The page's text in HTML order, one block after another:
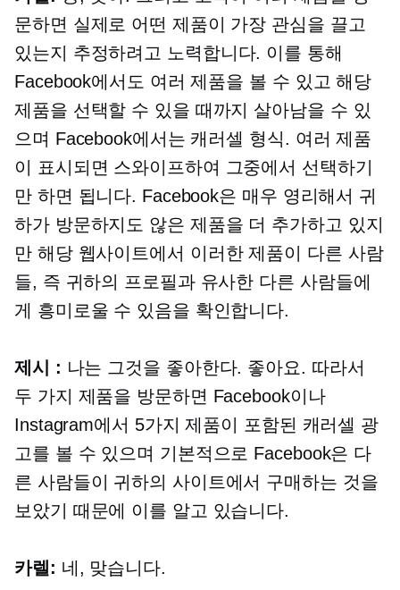
문하면 실제로 어떤 제품이 가장 관심을 끌고
있는지 추정하려고 노력합니다. 이를 통해
Facebook에서도 여러 제품을 볼 수 있고 해당
제품을 선택할 수 있을 때까지 살아남을 수 있
으며 Facebook에서는 캐러셀 형식. 여러 제품
이 표시되면 스와이프하여 그중에서 선택하기
만 하면 됩니다. Facebook은 매우 영리해서 귀
하가 방문하지도 않은 제품을 더 추가하고 있지
만 해당 웹사이트에서 이러한 제품이 다른 사람
들, 즉 귀하의 프로필과 유사한 다른 사람들에
게 흥미로울 수 있음을 확인합니다.
제시 : 나는 그것을 좋아한다. 좋아요. 따라서
두 가지 제품을 방문하면 Facebook이나
Instagram에서 5가지 제품이 포함된 캐러셀 광
고를 볼 수 있으며 기본적으로 Facebook은 다
른 사람들이 귀하의 사이트에서 구매하는 것을
보았기 때문에 이를 알고 있습니다.
카렐: 네, 맞습니다.